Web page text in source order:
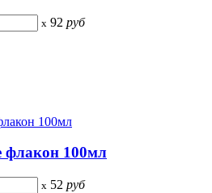
x 92 руб
флакон 100мл
x 52 руб